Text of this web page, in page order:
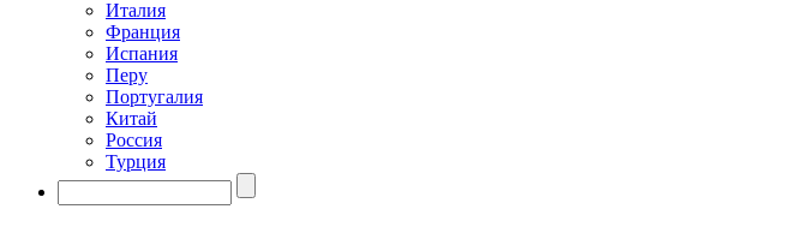
Италия
Франция
Испания
Перу
Португалия
Китай
Россия
Турция